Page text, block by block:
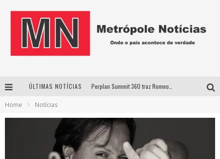
ÚLTIMAS NOTÍCIAS
Home Notícias